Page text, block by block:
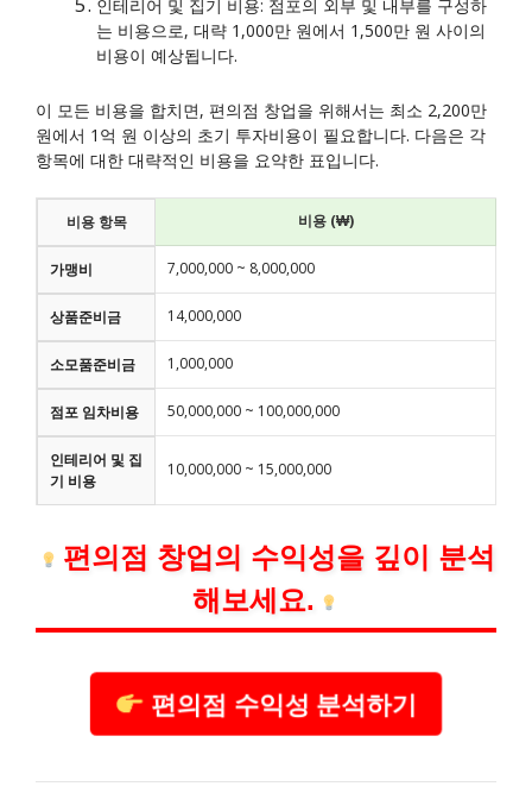
인테리어 및 집기 비용: 점포의 외부 및 내부를 구성하
는 비용으로, 대략 1,000만 원에서 1,500만 원 사이의
비용이 예상됩니다.
이 모든 비용을 합치면, 편의점 창업을 위해서는 최소 2,200만
원에서 1억 원 이상의 초기 투자비용이 필요합니다. 다음은 각
항목에 대한 대략적인 비용을 요약한 표입니다.
비용 항목 비용 (₩)
가맹비 7,000,000 ~ 8,000,000
상품준비금 14,000,000
소모품준비금 1,000,000
점포 임차비용 50,000,000 ~ 100,000,000
인테리어 및 집
기 비용
10,000,000 ~ 15,000,000
편의점 창업의 수익성을 깊이 분석
해보세요.
편의점 수익성 분석하기